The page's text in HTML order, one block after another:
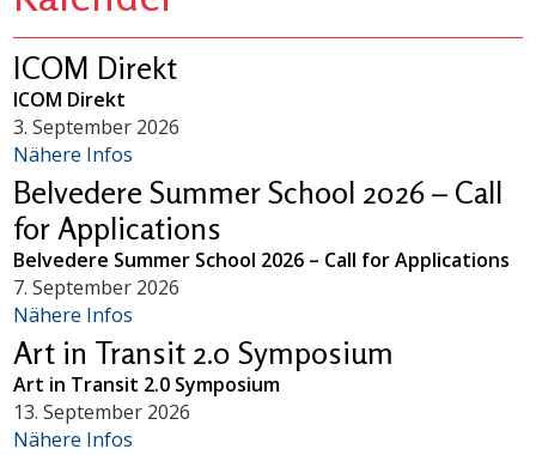
ICOM Direkt
ICOM Direkt
3. September 2026
Nähere Infos
Belvedere Summer School 2026 – Call
for Applications
Belvedere Summer School 2026 – Call for Applications
7. September 2026
Nähere Infos
Art in Transit 2.0 Symposium
Art in Transit 2.0 Symposium
13. September 2026
Nähere Infos